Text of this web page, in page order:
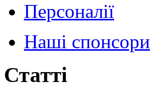
Персоналії
Наші спонсори
Статті